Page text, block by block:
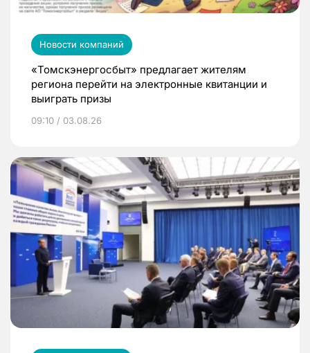
Новости компаний
«Томскэнергосбыт» предлагает жителям
региона перейти на электронные квитанции и
выиграть призы
09:10 / 03.08.26